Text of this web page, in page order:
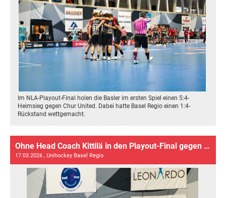
Im NLA-Playout-Final holen die Basler im ersten Spiel einen 5:4-
Heimsieg gegen Chur United. Dabei hatte Basel Regio einen 1:4-
Rückstand wettgemacht.
Ohne Head Coach Kittilä in den Playout-Final gegen Chur
17.03.2026 , Unihockey Basel Regio